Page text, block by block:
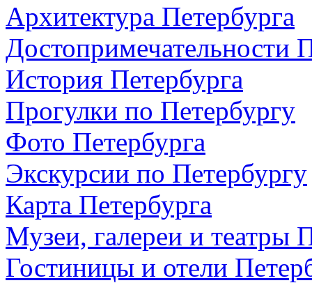
Архитектура Петербурга
Достопримечательности
История Петербурга
Прогулки по Петербургу
Фото Петербурга
Экскурсии по Петербургу
Карта Петербурга
Музеи, галереи и театры
Гостиницы и отели